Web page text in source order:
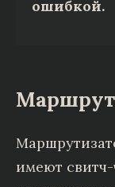
ошибкой.
имеют свитч-